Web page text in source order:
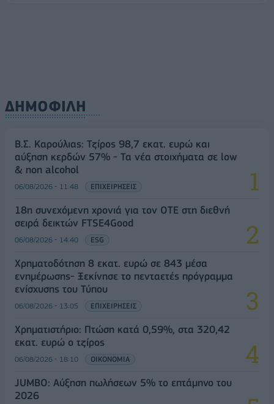
ΔΗΜΟΦΙΛΗ
Β.Σ. Καρούλιας: Τζίρος 98,7 εκατ. ευρώ και
αύξηση κερδών 57% - Τα νέα στοιχήματα σε low
& non alcohol
06/08/2026 - 11:48 ΕΠΙΧΕΙΡΗΣΕΙΣ
18η συνεχόμενη χρονιά για τον ΟΤΕ στη διεθνή
σειρά δεικτών FTSE4Good
06/08/2026 - 14:40 ESG
Χρηματοδότηση 8 εκατ. ευρώ σε 843 μέσα
ενημέρωσης- Ξεκίνησε το πενταετές πρόγραμμα
ενίσχυσης του Τύπου
06/08/2026 - 13:05 ΕΠΙΧΕΙΡΗΣΕΙΣ
Χρηματιστήριο: Πτώση κατά 0,59%, στα 320,42
εκατ. ευρώ ο τζίρος
06/08/2026 - 18:10 ΟΙΚΟΝΟΜΙΑ
JUMBO: Αύξηση πωλήσεων 5% το επτάμηνο του
2026